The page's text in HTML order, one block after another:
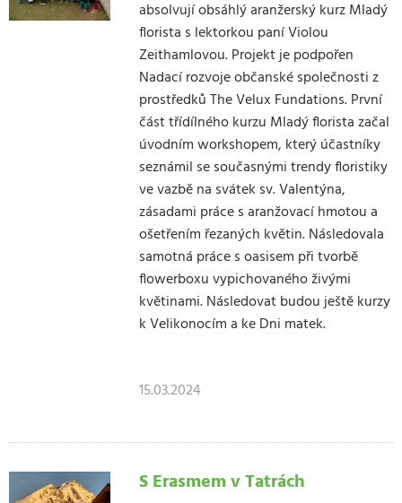
absolvují obsáhlý aranžerský kurz Mladý
florista s lektorkou paní Violou
Zeithamlovou. Projekt je podpořen
Nadací rozvoje občanské společnosti z
prostředků The Velux Fundations. První
část třídílného kurzu Mladý florista začal
úvodním workshopem, který účastníky
seznámil se současnými trendy floristiky
ve vazbě na svátek sv. Valentýna,
zásadami práce s aranžovací hmotou a
ošetřením řezaných květin. Následovala
samotná práce s oasisem při tvorbě
flowerboxu vypichovaného živými
květinami. Následovat budou ještě kurzy
k Velikonocím a ke Dni matek.
15.03.2024
S Erasmem v Tatrách